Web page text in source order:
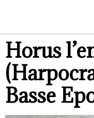
Horus
Basse